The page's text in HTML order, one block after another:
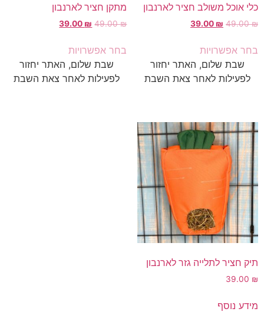
כלי אוכל משולב חציר לארנבון
49.00₪
39.00 ₪
הקודם
49.00 ₪
המחיר
בחר אפשרויות
שבת שלום, האתר יחזור
לפעילות לאחר צאת השבת
מתקן חציר לארנבון
49.00₪
39.00 ₪
הקודם
49.00 ₪
המחיר
בחר אפשרויות
שבת שלום, האתר יחזור
לפעילות לאחר צאת השבת
תיק חציר לתלייה גזר לארנבון
39.00 ₪
מידע נוסף